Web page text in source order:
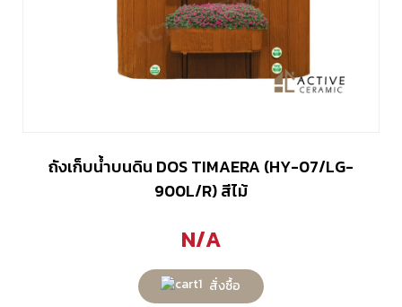
ถังเก็บน้ำบนดิน DOS TIMAERA (HY-07/LG-
900L/R) สีไม้
N/A
สั่งซื้อ